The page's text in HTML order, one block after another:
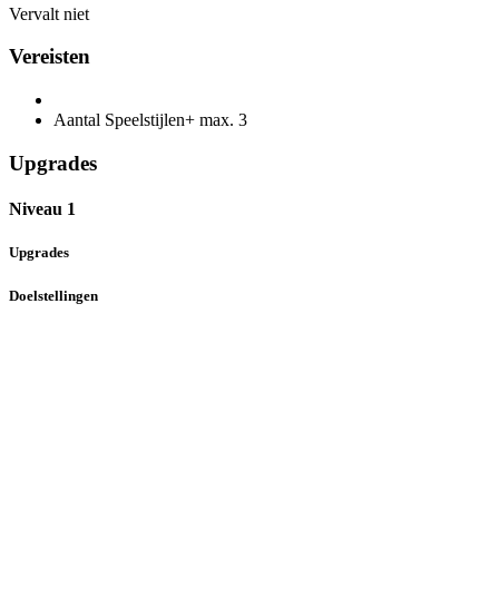
Vervalt niet
Vereisten
Aantal Speelstijlen+ max. 3
Upgrades
Niveau 1
Upgrades
Doelstellingen